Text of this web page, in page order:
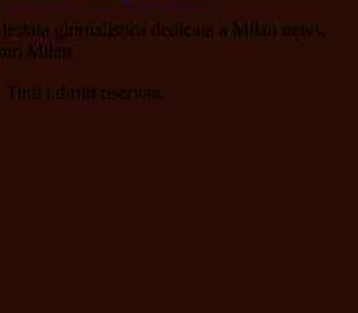
giornalistica dedicata a Milan news,
Milan
i diritti riservati.